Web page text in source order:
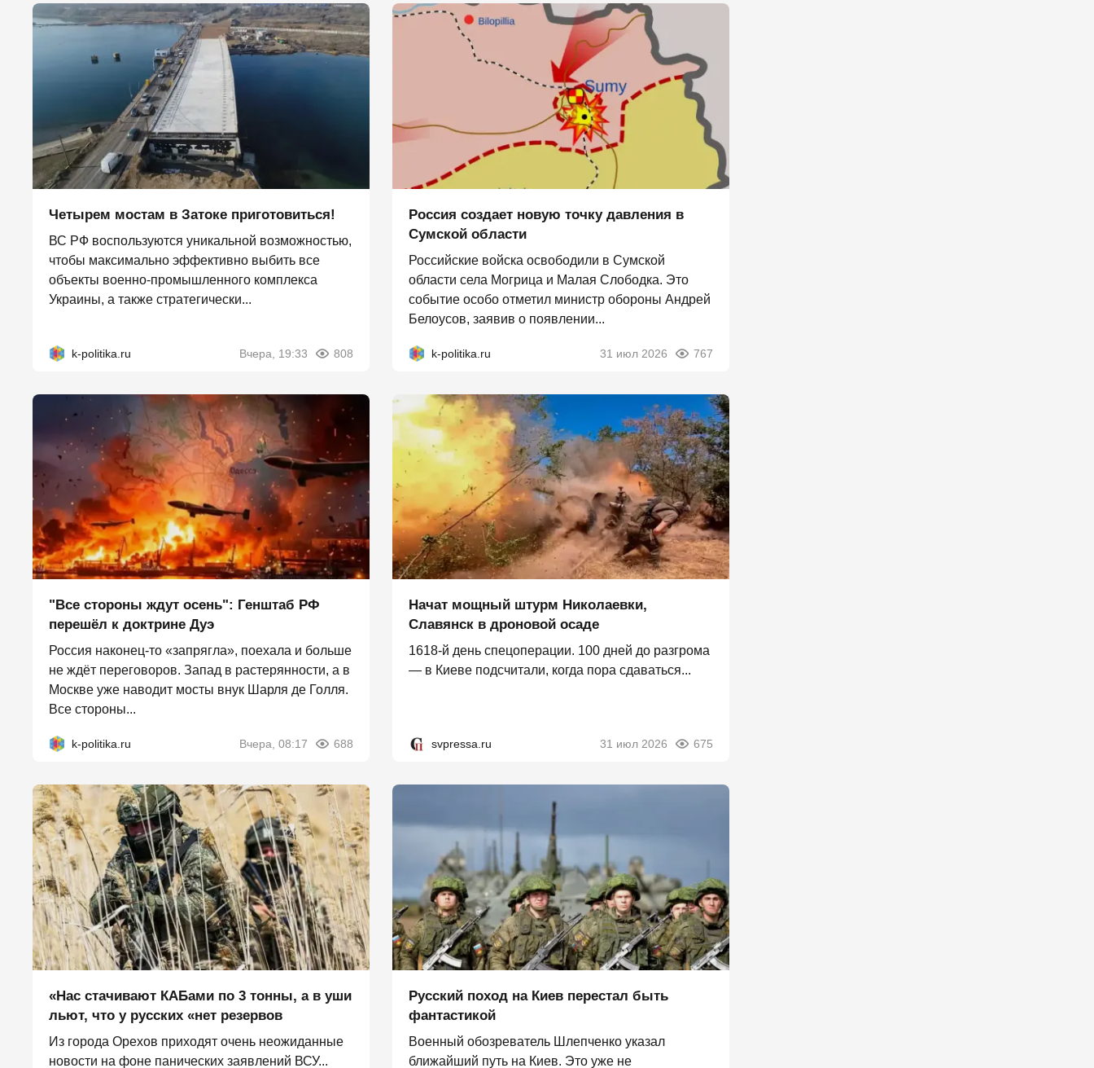
Четырем мостам в Затоке приготовиться!
ВС РФ воспользуются уникальной возможностью,
чтобы максимально эффективно выбить все
объекты военно-промышленного комплекса
Украины, а также стратегически...
k-politika.ru Вчера, 19:33 808
Россия создает новую точку давления в
Сумской области
Российские войска освободили в Сумской
области села Могрица и Малая Слободка. Это
событие особо отметил министр обороны Андрей
Белоусов, заявив о появлении...
k-politika.ru 31 июл 2026 767
"Все стороны ждут осень": Генштаб РФ
перешёл к доктрине Дуэ
Россия наконец-то «запрягла», поехала и больше
не ждёт переговоров. Запад в растерянности, а в
Москве уже наводит мосты внук Шарля де Голля.
Все стороны...
k-politika.ru Вчера, 08:17 688
Начат мощный штурм Николаевки,
Славянск в дроновой осаде
1618-й день спецоперации. 100 дней до разгрома
— в Киеве подсчитали, когда пора сдаваться...
svpressa.ru 31 июл 2026 675
«Нас стачивают КАБами по 3 тонны, а в уши
льют, что у русских «нет резервов
Из города Орехов приходят очень неожиданные
новости на фоне панических заявлений ВСУ...
Русский поход на Киев перестал быть
фантастикой
Военный обозреватель Шлепченко указал
ближайший путь на Киев. Это уже не